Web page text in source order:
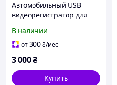
Автомобильный USB
видеорегистратор для
заднего вида
В наличии
от300₴/мес
3 000₴
Купить